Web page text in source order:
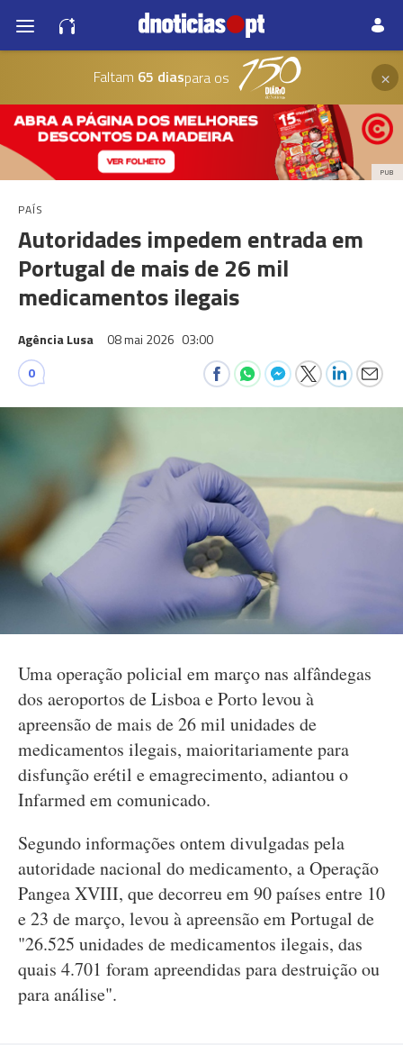
Faltam 65 diaspara os ×
PUB
PAÍS
Autoridades impedem entrada em
Portugal de mais de 26 mil
medicamentos ilegais
Agência Lusa 08 mai 2026 03:00
0
Uma operação policial em março nas alfândegas
dos aeroportos de Lisboa e Porto levou à
apreensão de mais de 26 mil unidades de
medicamentos ilegais, maioritariamente para
disfunção erétil e emagrecimento, adiantou o
Infarmed em comunicado.
Segundo informações ontem divulgadas pela
autoridade nacional do medicamento, a Operação
Pangea XVIII, que decorreu em 90 países entre 10
e 23 de março, levou à apreensão em Portugal de
"26.525 unidades de medicamentos ilegais, das
quais 4.701 foram apreendidas para destruição ou
para análise".